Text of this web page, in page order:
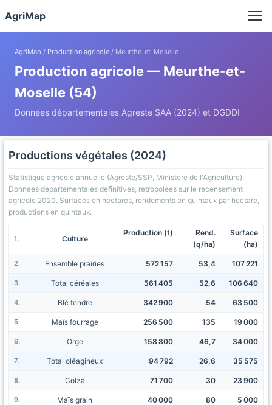
AgriMap
AgriMap / Production agricole / Meurthe-et-Moselle
Production agricole — Meurthe-et-
Moselle (54)
Données départementales Agreste SAA (2024) et DGDDI
Productions végétales (2024)
Statistique agricole annuelle (Agreste/SSP, Ministere de l'Agriculture).
Donnees departementales definitives, retropolees sur le recensement
agricole 2020. Surfaces en hectares, rendements en quintaux par hectare,
productions en quintaux.
Culture
Production (t)
Rend.
(q/ha)
Surface
(ha)
Ensemble prairies 572 157 53,4 107 221
Total céréales 561 405 52,6 106 640
Blé tendre 342 900 54 63 500
Maïs fourrage 256 500 135 19 000
Orge 158 800 46,7 34 000
Total oléagineux 94 792 26,6 35 575
Colza 71 700 30 23 900
Maïs grain 40 000 80 5 000